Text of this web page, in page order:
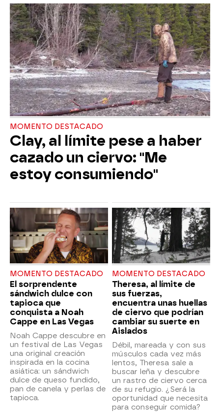
MOMENTO DESTACADO
Clay, al límite pese a haber
cazado un ciervo: "Me
estoy consumiendo"
MOMENTO DESTACADO
El sorprendente
sándwich dulce con
tapioca que
conquista a Noah
Cappe en Las Vegas
Noah Cappe descubre en
un festival de Las Vegas
una original creación
inspirada en la cocina
asiática: un sándwich
dulce de queso fundido,
pan de canela y perlas de
tapioca.
MOMENTO DESTACADO
Theresa, al límite de
sus fuerzas,
encuentra unas huellas
de ciervo que podrían
cambiar su suerte en
Aislados
Débil, mareada y con sus
músculos cada vez más
lentos, Theresa sale a
buscar leña y descubre
un rastro de ciervo cerca
de su refugio. ¿Será la
oportunidad que necesita
para conseguir comida?